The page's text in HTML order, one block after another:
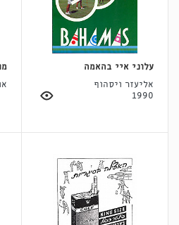
עלוני איי בהאמה
אליעזר ויסהוף
1990